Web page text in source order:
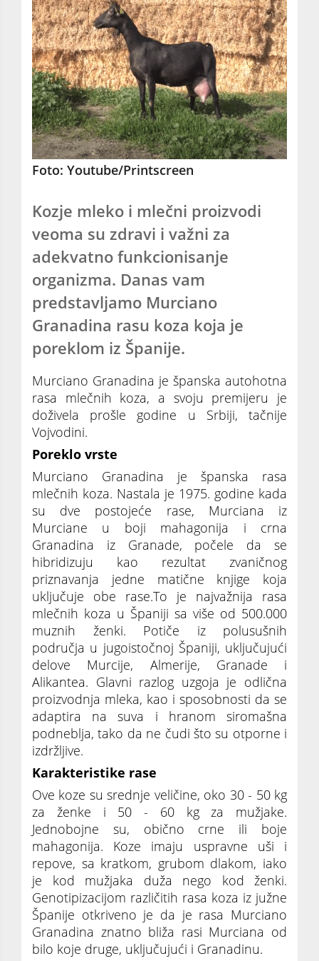
Foto: Youtube/Printscreen
Kozje mleko i mlečni proizvodi
veoma su zdravi i važni za
adekvatno funkcionisanje
organizma. Danas vam
predstavljamo Murciano
Granadina rasu koza koja je
poreklom iz Španije.
Murciano Granadina je španska autohotna
rasa mlečnih koza, a svoju premijeru je
doživela prošle godine u Srbiji, tačnije
Vojvodini.
Poreklo vrste
Murciano Granadina je španska rasa
mlečnih koza. Nastala je 1975. godine kada
su dve postojeće rase, Murciana iz
Murciane u boji mahagonija i crna
Granadina iz Granade, počele da se
hibridizuju kao rezultat zvaničnog
priznavanja jedne matične knjige koja
uključuje obe rase.To je najvažnija rasa
mlečnih koza u Španiji sa više od 500.000
muznih ženki. Potiče iz polusušnih
područja u jugoistočnoj Španiji, uključujući
delove Murcije, Almerije, Granade i
Alikantea. Glavni razlog uzgoja je odlična
proizvodnja mleka, kao i sposobnosti da se
adaptira na suva i hranom siromašna
podneblja, tako da ne čudi što su otporne i
izdržljive.
Karakteristike rase
Ove koze su srednje veličine, oko 30 - 50 kg
za ženke i 50 - 60 kg za mužjake.
Jednobojne su, obično crne ili boje
mahagonija. Koze imaju uspravne uši i
repove, sa kratkom, grubom dlakom, iako
je kod mužjaka duža nego kod ženki.
Genotipizacijom različitih rasa koza iz južne
Španije otkriveno je da je rasa Murciano
Granadina znatno bliža rasi Murciana od
bilo koje druge, uključujući i Granadinu.